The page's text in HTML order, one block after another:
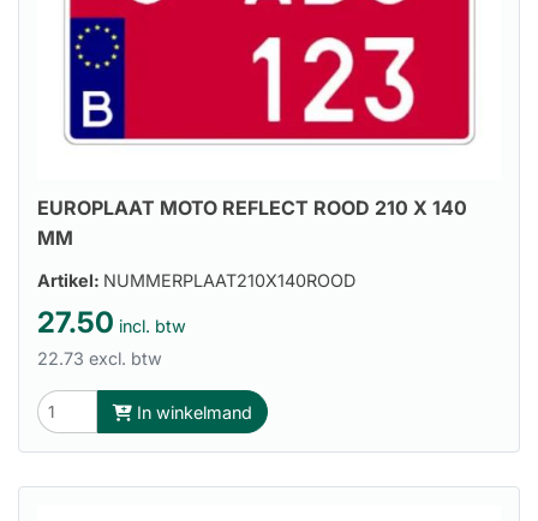
EUROPLAAT MOTO REFLECT ROOD 210 X 140
MM
Artikel: NUMMERPLAAT210X140ROOD
27.50 incl. btw
22.73 excl. btw
In winkelmand